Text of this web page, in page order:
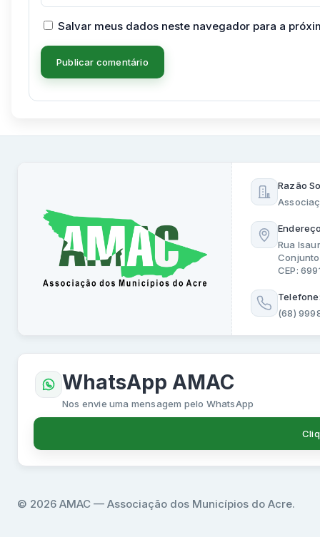
Salvar meus dados neste navegador para a
Razão
Rua
CEP:
(68)
WhatsApp AMAC
Nos envie uma mensagem pelo WhatsApp
© 2026 AMAC — Associação dos Municípios do Acre.